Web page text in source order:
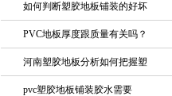
如何判断塑胶地板铺装的好坏
PVC地板厚度跟质量有关吗？
河南塑胶地板分析如何把握塑
pvc塑胶地板铺装胶水需要